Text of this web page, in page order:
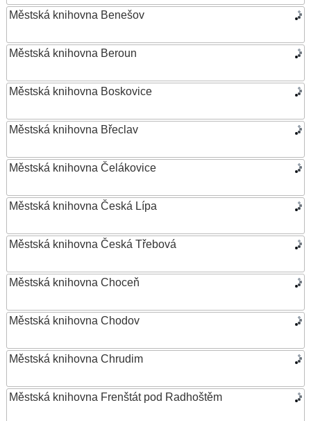
Městská knihovna Benešov
Městská knihovna Beroun
Městská knihovna Boskovice
Městská knihovna Břeclav
Městská knihovna Čelákovice
Městská knihovna Česká Lípa
Městská knihovna Česká Třebová
Městská knihovna Choceň
Městská knihovna Chodov
Městská knihovna Chrudim
Městská knihovna Frenštát pod Radhoštěm